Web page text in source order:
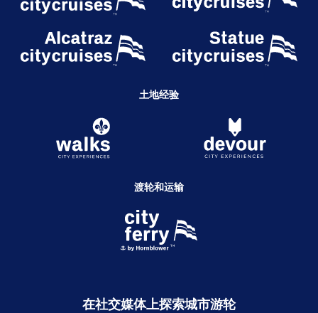
土地经验
渡轮和运输
在社交媒体上探索城市游轮